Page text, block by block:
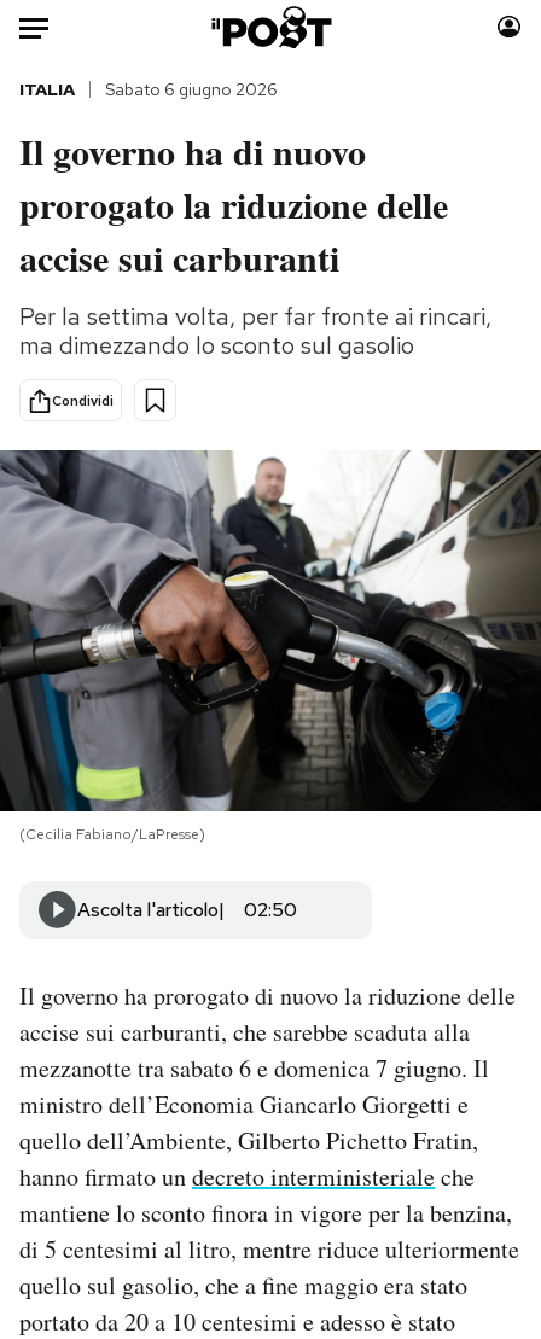
Auto
HOME
Italia
Politica
Tecnologia
Internet
Scienza
Cultura
Economia
Sport
Moda
Consumismi
Storie/Idee
Ok Boomer!
Mondiali calcio 2026
PODCAST
NEWSLETTER
I MIEI PREFERITI
SHOP
CALENDARIO
AREA PERSONALE
Area Personale
Newsletter
Notifiche mobile
Regala il Post
ITALIA Sabato 6 giugno 2026
Il governo ha di nuovo
prorogato la riduzione delle
accise sui carburanti
Per la settima volta, per far fronte ai rincari,
ma dimezzando lo sconto sul gasolio
Condividi
(Cecilia Fabiano/LaPresse)
Ascolta l'articolo 02:50
Il governo ha prorogato di nuovo la riduzione delle
accise sui carburanti, che sarebbe scaduta alla
mezzanotte tra sabato 6 e domenica 7 giugno. Il
ministro dell’Economia Giancarlo Giorgetti e
quello dell’Ambiente, Gilberto Pichetto Fratin,
hanno firmato undecreto interministerialeche
mantiene lo sconto finora in vigore per la benzina,
di 5 centesimi al litro, mentre riduce ulteriormente
quello sul gasolio, che a fine maggio era stato
portato da 20 a 10 centesimi e adesso è stato